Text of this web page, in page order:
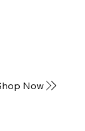
Now